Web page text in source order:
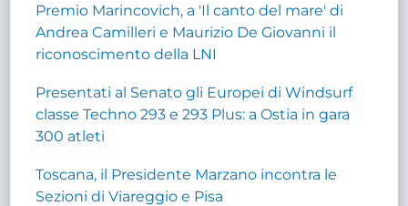
Premio Marincovich, a 'Il canto del mare' di
Andrea Camilleri e Maurizio De Giovanni il
riconoscimento della LNI
Presentati al Senato gli Europei di Windsurf
classe Techno 293 e 293 Plus: a Ostia in gara
300 atleti
Toscana, il Presidente Marzano incontra le
Sezioni di Viareggio e Pisa